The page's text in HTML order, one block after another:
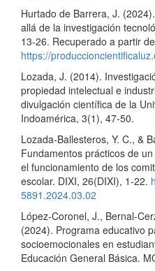
Hurtado de Barrera, J.
allá de la investigación
13-26. Recuperado a partir de
https://
Lozada, J. (2014).
propiedad intelectual e
divulgación científica de la
Indoamérica, 3(1), 47-50.
Lozada-Ballesteros, Y. C., &
Fundamentos prácticos de
el funcionamiento de los
escolar. DIXI, 26(DIXI), 1-22.
5891.2024.03.02
López-Coronel, J., Bernal-
(2024). Programa educativo
socioemocionales en
Educación General Básica.